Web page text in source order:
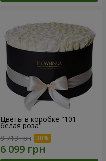
Цветы в коробке "101
белая роза"
8 713 грн